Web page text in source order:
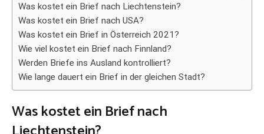
Was kostet ein Brief nach Liechtenstein?
Was kostet ein Brief nach USA?
Was kostet ein Brief in Österreich 2021?
Wie viel kostet ein Brief nach Finnland?
Werden Briefe ins Ausland kontrolliert?
Wie lange dauert ein Brief in der gleichen Stadt?
Was kostet ein Brief nach